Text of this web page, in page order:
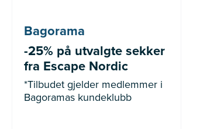
Bagorama
-25% på utvalgte sekker
fra Escape Nordic
*Tilbudet gjelder medlemmer i
Bagoramas kundeklubb